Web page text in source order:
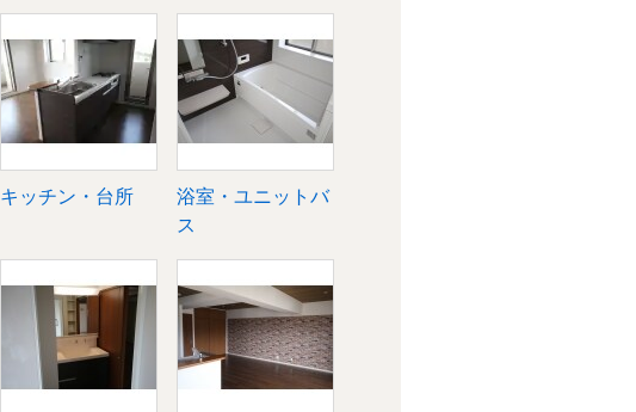
キッチン・台所
浴室・ユニットバ
ス